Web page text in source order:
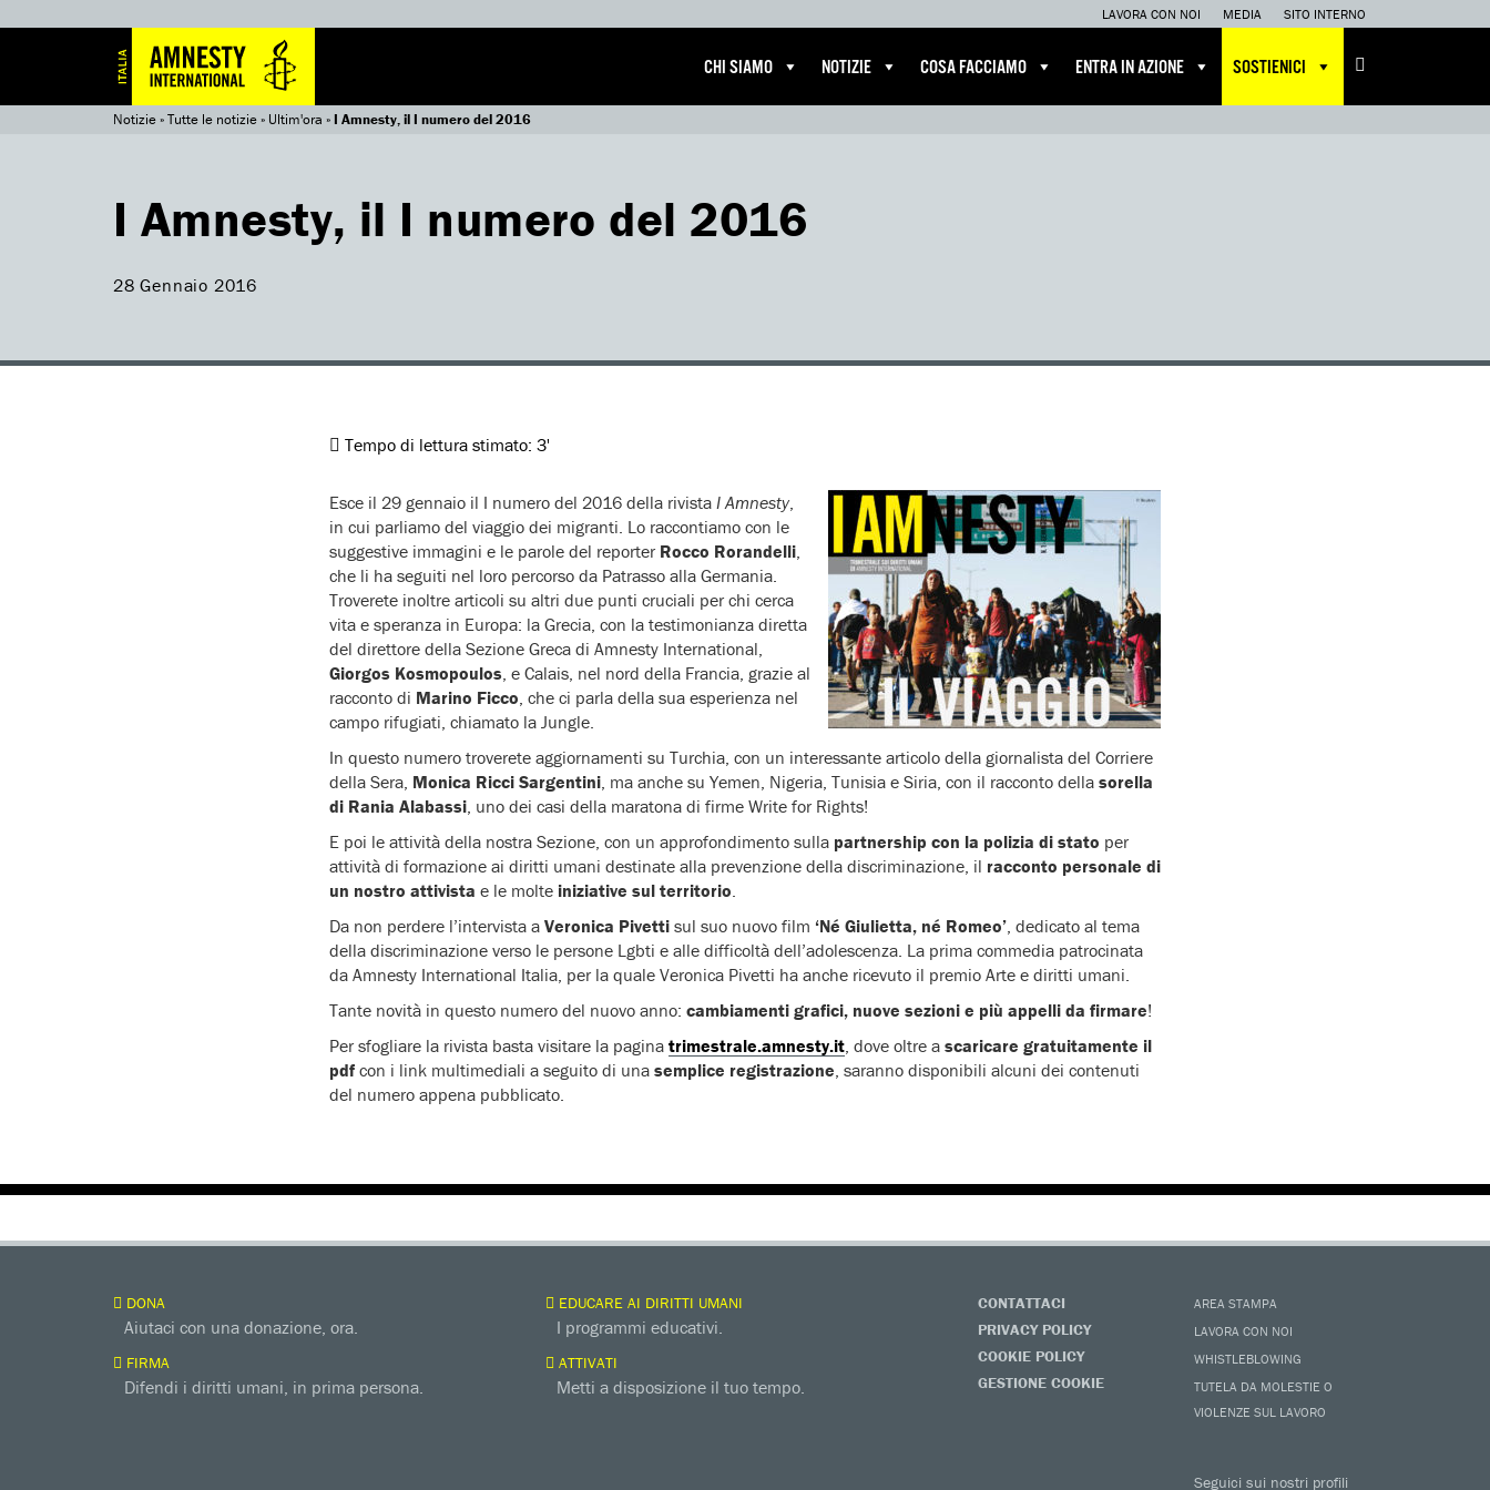
LAVORA CON NOI MEDIA SITO INTERNO
CHI SIAMO NOTIZIE COSA FACCIAMO ENTRA IN AZIONE SOSTIENICI
Notizie»Tutte le notizie» Ultim'ora »I Amnesty, il I numero del 2016
I Amnesty, il I numero del 2016
28 Gennaio 2016
Tempo di lettura stimato: 3'
Esce il 29 gennaio il I numero del 2016 della rivista I Amnesty,
in cui parliamo del viaggio dei migranti. Lo raccontiamo con le
suggestive immagini e le parole del reporter Rocco Rorandelli,
che li ha seguiti nel loro percorso da Patrasso alla Germania.
Troverete inoltre articoli su altri due punti cruciali per chi cerca
vita e speranza in Europa: la Grecia, con la testimonianza diretta
del direttore della Sezione Greca di Amnesty International,
Giorgos Kosmopoulos, e Calais, nel nord della Francia, grazie al
racconto di Marino Ficco, che ci parla della sua esperienza nel
campo rifugiati, chiamato la Jungle.
In questo numero troverete aggiornamenti su Turchia, con un interessante articolo della giornalista del Corriere
della Sera, Monica Ricci Sargentini, ma anche su Yemen, Nigeria, Tunisia e Siria, con il racconto della sorella
di Rania Alabassi, uno dei casi della maratona di firme Write for Rights!
E poi le attività della nostra Sezione, con un approfondimento sulla partnership con la polizia di stato per
attività di formazione ai diritti umani destinate alla prevenzione della discriminazione, il racconto personale di
un nostro attivista e le molte iniziative sul territorio.
Da non perdere l’intervista a Veronica Pivetti sul suo nuovo film ‘Né Giulietta, né Romeo’, dedicato al tema
della discriminazione verso le persone Lgbti e alle difficoltà dell’adolescenza. La prima commedia patrocinata
da Amnesty International Italia, per la quale Veronica Pivetti ha anche ricevuto il premio Arte e diritti umani.
Tante novità in questo numero del nuovo anno: cambiamenti grafici, nuove sezioni e più appelli da firmare!
Per sfogliare la rivista basta visitare la pagina trimestrale.amnesty.it, dove oltre a scaricare gratuitamente il
pdf con i link multimediali a seguito di una semplice registrazione, saranno disponibili alcuni dei contenuti
del numero appena pubblicato.
DONA
Aiutaci con una donazione, ora.
FIRMA
Difendi i diritti umani, in prima persona.
EDUCARE AI DIRITTI UMANI
I programmi educativi.
ATTIVATI
Metti a disposizione il tuo tempo.
CONTATTACI
PRIVACY POLICY
COOKIE POLICY
GESTIONE COOKIE
AREA STAMPA
LAVORA CON NOI
WHISTLEBLOWING
TUTELA DA MOLESTIE O
VIOLENZE SUL LAVORO
Seguici sui nostri profili